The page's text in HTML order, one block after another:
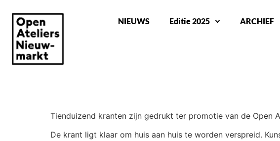
NIEUWS Editie 2025 ARCHIEF
Tienduizend kranten zijn gedrukt ter promotie van de Open
De krant ligt klaar om huis aan huis te worden verspreid.